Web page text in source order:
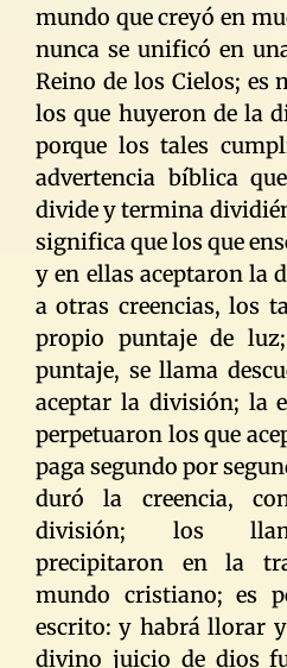
mundo que creyó en
nunca se unificó en
Reino de los Cielos; es
los que huyeron de la
porque los tales
advertencia bíblica
divide y termina
significa que los que
y en ellas aceptaron la
a otras creencias, los
propio puntaje de
puntaje, se llama
aceptar la división; la
perpetuaron los que
paga segundo por
duró la creencia,
división; los
precipitaron en la
mundo cristiano; es
escrito: y habrá llorar
divino juicio de dios